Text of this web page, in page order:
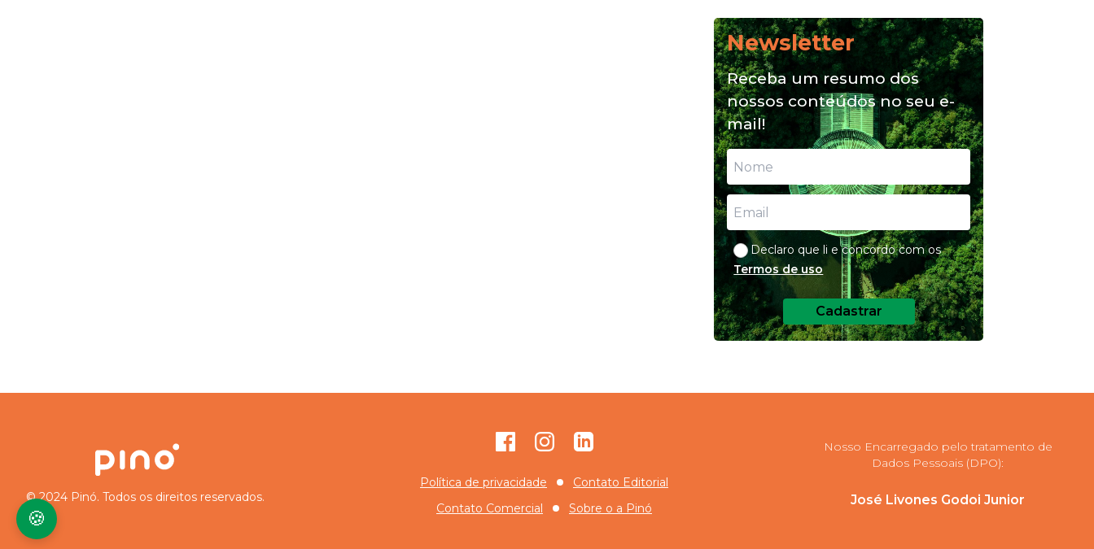
4
Alimentação natural e mix
feeding: conheça essas
opções para nutrição do seu
pet
Newsletter
Receba um resumo dos
nossos conteúdos no seu e-
mail!
Declaro que li e concordo com os
Termos de uso
Cadastrar
© 2024 Pinó. Todos os direitos reservados.
FacebookInstagramGitHub
Política de privacidade
Contato Editorial
Contato Comercial
Sobre o a Pinó
Nosso Encarregado pelo tratamento de
Dados Pessoais (DPO):
José Livones Godoi Junior
🍪